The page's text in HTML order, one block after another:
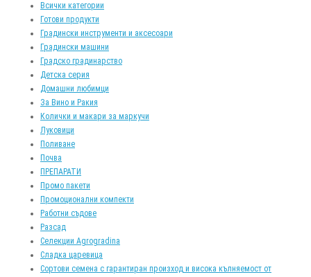
Всички категории
Готови продукти
Градински инструменти и аксесоари
Градински машини
Градско градинарство
Детска серия
Домашни любимци
За Вино и Ракия
Колички и макари за маркучи
Луковици
Поливане
Почва
ПРЕПАРАТИ
Промо пакети
Промоционални компекти
Работни съдове
Разсад
Селекции Agrogradina
Сладка царевица
Сортови семена с гарантиран произход и висока кълняемост от